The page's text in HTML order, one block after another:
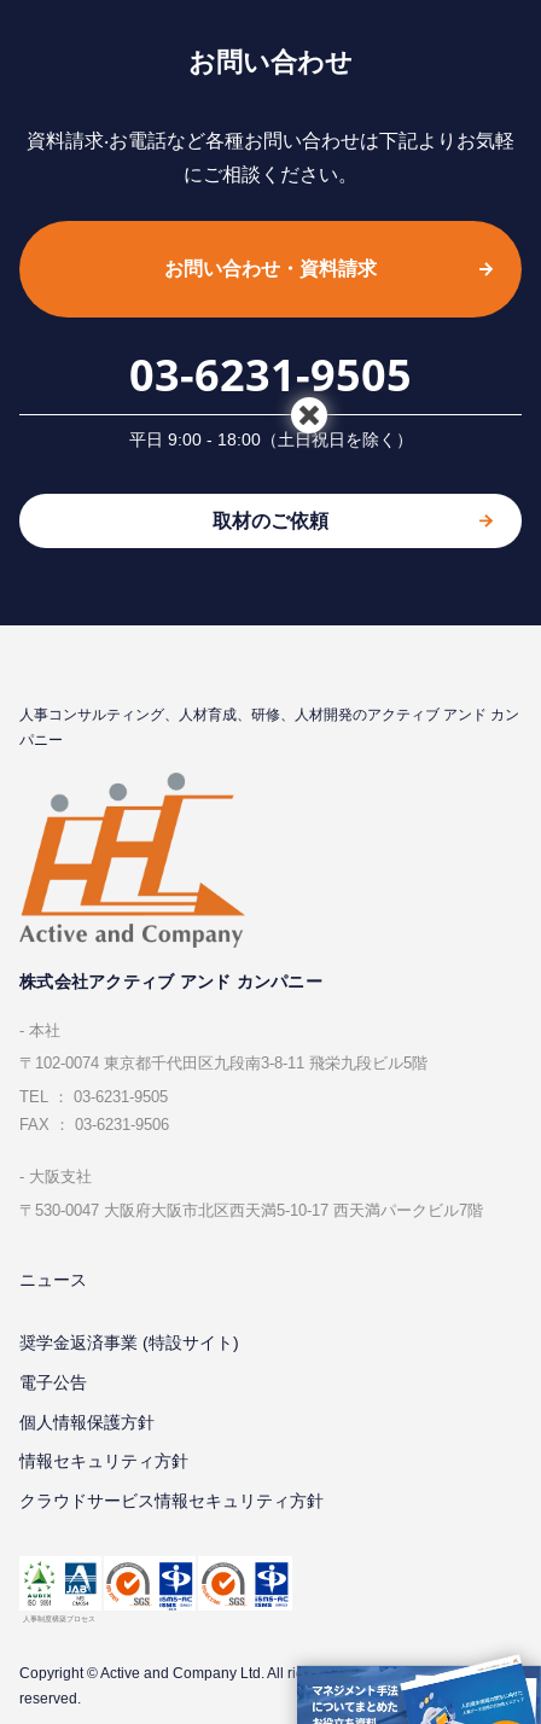
お問い合わせ
資料請求‧お電話など各種お問い合わせは下記よりお気軽
にご相談ください。
お問い合わせ・資料請求
03-6231-9505
平⽇ 9:00 - 18:00（⼟⽇祝⽇を除く）
取材のご依頼
⼈事コンサルティング、⼈材育成、研修、⼈材開発のアクティブ アンド カン
パニー
株式会社アクティブ アンド カンパニー
本社
〒102-0074 東京都千代⽥区九段南3-8-11 飛栄九段ビル5階
TEL ： 03-6231-9505
FAX ： 03-6231-9506
⼤阪⽀社
〒530-0047 ⼤阪府⼤阪市北区⻄天満5-10-17 ⻄天満パークビル7階
ニュース
奨学金返済事業 (特設サイト)
電子公告
個⼈情報保護⽅針
情報セキュリティ⽅針
クラウドサービス情報セキュリティ方針
Copyright © Active and Company Ltd. All rights
reserved.